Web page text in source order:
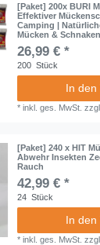
[Paket] 200x BURI
Effektiver
Camping |
Mücken &
26,99 € *
200 Stück
In den
*inkl. ges. MwSt.
[Paket] 240 x HIT
Abwehr Insekten
Rauch
42,99 € *
24 Stück
In den
*inkl. ges. MwSt.